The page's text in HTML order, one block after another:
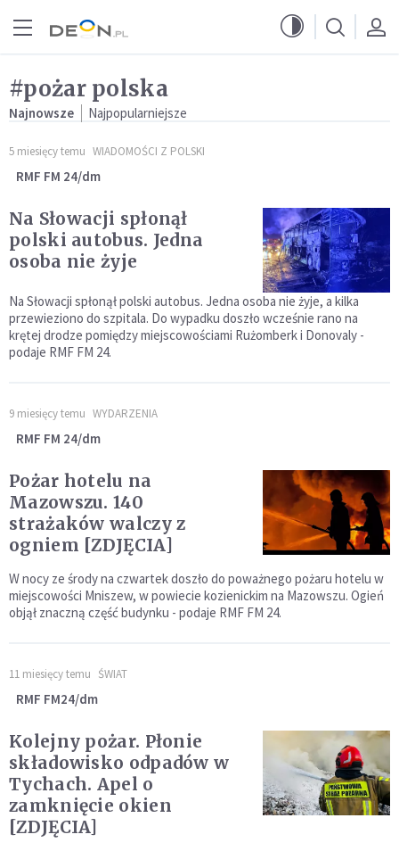
#pożar polska
Najnowsze Najpopularniejsze
5 miesięcy temu WIADOMOŚCI Z POLSKI
RMF FM 24/dm
Na Słowacji spłonął
polski autobus. Jedna
osoba nie żyje
​Na Słowacji spłonął polski autobus. Jedna osoba nie żyje, a kilka
przewieziono do szpitala. Do wypadku doszło wcześnie rano na
krętej drodze pomiędzy miejscowościami Rużomberk i Donovaly -
podaje RMF FM 24.
9 miesięcy temu WYDARZENIA
RMF FM 24/dm
Pożar hotelu na
Mazowszu. 140
strażaków walczy z
ogniem [ZDJĘCIA]
W nocy ze środy na czwartek doszło do poważnego pożaru hotelu w
miejscowości Mniszew, w powiecie kozienickim na Mazowszu. Ogień
objął znaczną część budynku - podaje RMF FM 24.
11 miesięcy temu ŚWIAT
RMF FM24/dm
Kolejny pożar. Płonie
składowisko odpadów w
Tychach. Apel o
zamknięcie okien
[ZDJĘCIA]